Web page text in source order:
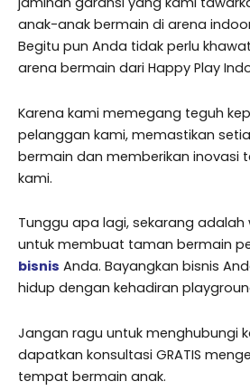
anak-anak bermain di arena
Begitu pun Anda tidak perlu
arena bermain dari Happy Play
Karena kami memegang teguh
pelanggan kami, memastikan
bermain dan memberikan inovasi
kami.
Tunggu apa lagi, sekarang
untuk membuat taman bermain
bisnis Anda. Bayangkan bisnis
hidup dengan kehadiran
Jangan ragu untuk menghubungi
dapatkan konsultasi GRATIS
tempat bermain anak.